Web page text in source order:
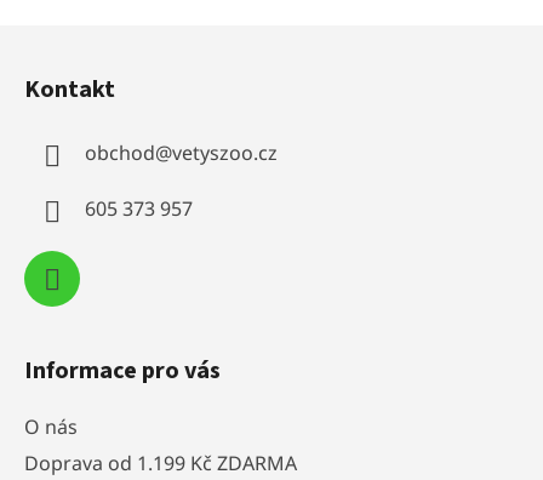
c
í
u
Kontakt
obchod@vetyszoo.cz
605 373 957
Informace pro vás
O nás
Doprava od 1.199 Kč ZDARMA